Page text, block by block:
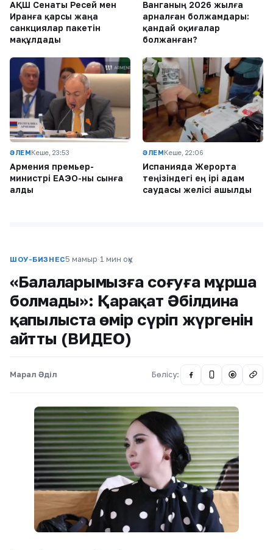
АҚШ Сенаты Ресей мен
Иранға қарсы жаңа
санкциялар пакетін
мақұлдады
Ванганың 2026 жылға
арналған болжамдары:
қандай оқиғалар
болжанған?
ӘЛЕМКеше, 23:53
Армения премьер-
министрі ЕАЭО-ны сынға
алды
ӘЛЕМКеше, 22:06
Испанияда Жерорта
теңізіндегі ең ірі адам
саудасы желісі ашылды
ШОУ-БИЗНЕС5 мамыр·1 мин оқу
«Балаларымызға соғуға мұрша
болмады»: Қарақат Әбілдина
қапылыста өмір сүріп жүргенін
айтты (ВИДЕО)
Марал Әділ Бөлісу: @